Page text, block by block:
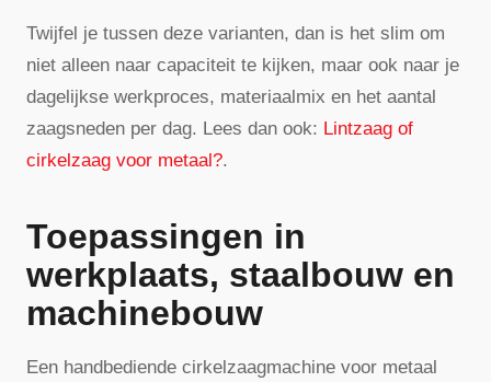
Twijfel je tussen deze varianten, dan is het slim om
niet alleen naar capaciteit te kijken, maar ook naar je
dagelijkse werkproces, materiaalmix en het aantal
zaagsneden per dag. Lees dan ook: Lintzaag of
cirkelzaag voor metaal?.
Toepassingen in
werkplaats, staalbouw en
machinebouw
Een handbediende cirkelzaagmachine voor metaal